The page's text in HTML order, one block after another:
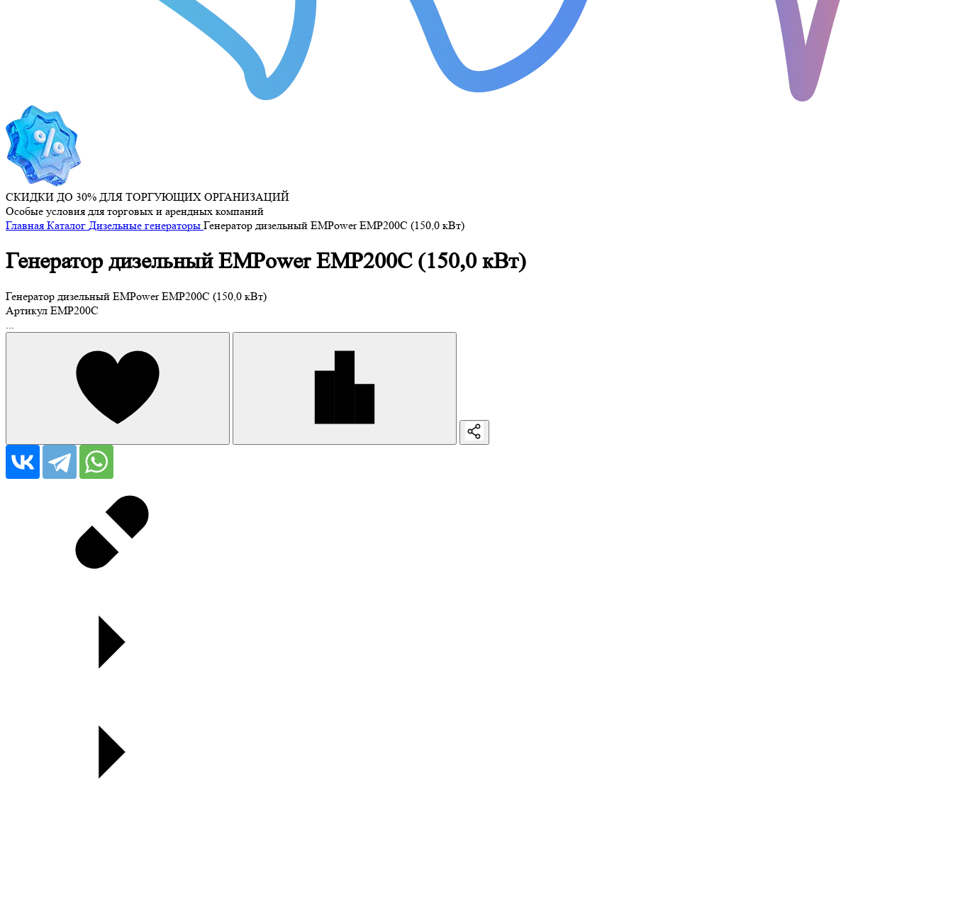
СКИДКИ ДО 30% ДЛЯ ТОРГУЮЩИХ ОРГАНИЗАЦИЙ
Особые условия для торговых и арендных компаний
Главная Каталог Дизельные генераторы Генератор дизельный EMPower EMP200C (150,0 кВт)
Генератор дизельный EMPower EMP200C (150,0 кВт)
Генератор дизельный EMPower EMP200C (150,0 кВт)
Артикул EMP200C
...